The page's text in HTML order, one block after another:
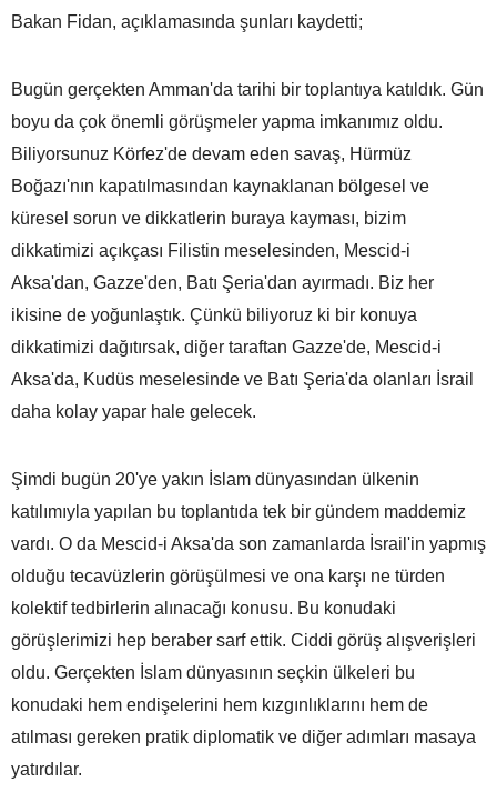
Bakan Fidan, açıklamasında şunları kaydetti;
Bugün gerçekten Amman'da tarihi bir toplantıya katıldık. Gün
boyu da çok önemli görüşmeler yapma imkanımız oldu.
Biliyorsunuz Körfez'de devam eden savaş, Hürmüz
Boğazı'nın kapatılmasından kaynaklanan bölgesel ve
küresel sorun ve dikkatlerin buraya kayması, bizim
dikkatimizi açıkçası Filistin meselesinden, Mescid-i
Aksa'dan, Gazze'den, Batı Şeria'dan ayırmadı. Biz her
ikisine de yoğunlaştık. Çünkü biliyoruz ki bir konuya
dikkatimizi dağıtırsak, diğer taraftan Gazze'de, Mescid-i
Aksa'da, Kudüs meselesinde ve Batı Şeria'da olanları İsrail
daha kolay yapar hale gelecek.
Şimdi bugün 20'ye yakın İslam dünyasından ülkenin
katılımıyla yapılan bu toplantıda tek bir gündem maddemiz
vardı. O da Mescid-i Aksa'da son zamanlarda İsrail'in yapmış
olduğu tecavüzlerin görüşülmesi ve ona karşı ne türden
kolektif tedbirlerin alınacağı konusu. Bu konudaki
görüşlerimizi hep beraber sarf ettik. Ciddi görüş alışverişleri
oldu. Gerçekten İslam dünyasının seçkin ülkeleri bu
konudaki hem endişelerini hem kızgınlıklarını hem de
atılması gereken pratik diplomatik ve diğer adımları masaya
yatırdılar.